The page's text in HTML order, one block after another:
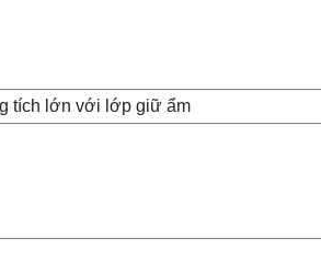
tích lớn với lớp giữ ẩm